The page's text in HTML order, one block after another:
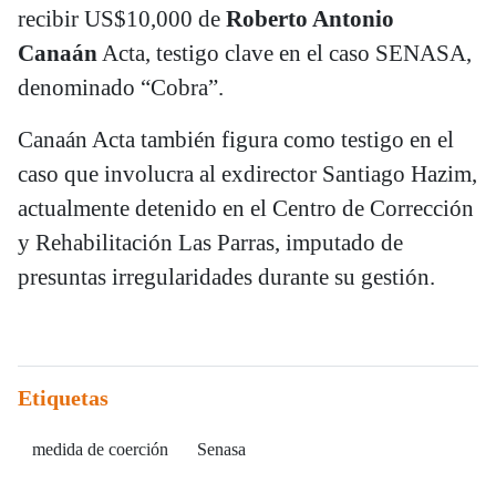
recibir US$10,000 de Roberto Antonio
CanaánActa, testigo clave en el caso SENASA,
denominado “Cobra”.
Canaán Acta también figura como testigo en el
caso que involucra al exdirector Santiago Hazim,
actualmente detenido en el Centro de Corrección
y Rehabilitación Las Parras, imputado de
presuntas irregularidades durante su gestión.
Etiquetas
medida de coerción Senasa